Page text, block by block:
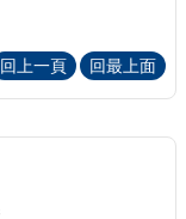
回上一頁
回最上面